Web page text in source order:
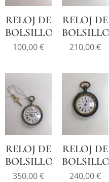
RELOJ DE
BOLSILLO
100,00€
RELOJ DE
BOLSILLO
210,00€
RELOJ DE
BOLSILLO
350,00€
RELOJ DE
BOLSILLO
240,00€